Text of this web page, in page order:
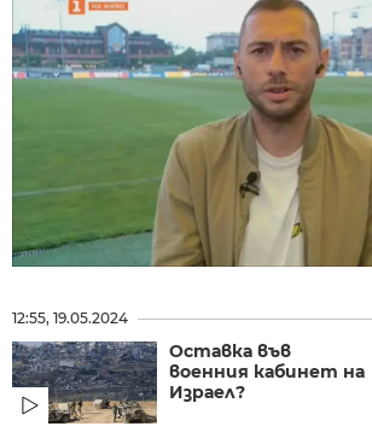
12:55, 19.05.2024
Оставка във
военния кабинет на
Израел?